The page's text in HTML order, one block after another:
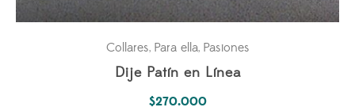
Collares, Para ella, Pasiones
Dije Patín en Línea
$270.000